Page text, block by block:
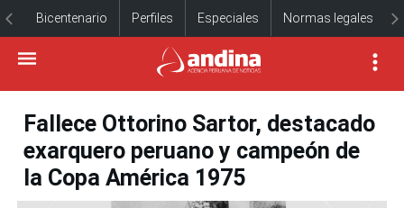
Bicentenario Perfiles Especiales Normas legales
Fallece Ottorino Sartor, destacado
exarquero peruano y campeón de
la Copa América 1975